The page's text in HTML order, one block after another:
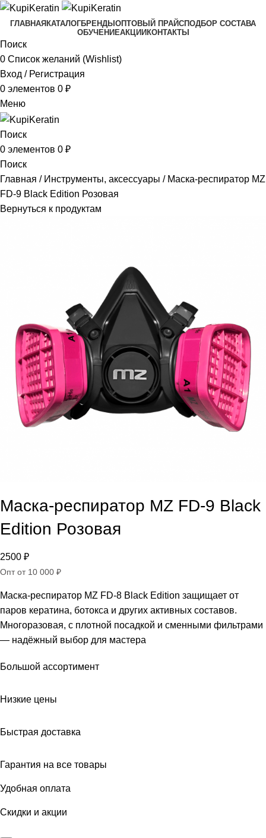
ГЛАВНАЯ КАТАЛОГБРЕНДЫ ОПТОВЫЙ ПРАЙСПОДБОР СОСТАВА
ОБУЧЕНИЕАКЦИИ КОНТАКТЫ
Поиск
0 Список желаний (Wishlist)
Вход / Регистрация
0 элементов 0 ₽
Меню
Поиск
0 элементов 0 ₽
Поиск
Главная
Инструменты, аксессуары
Маска-респиратор MZ
FD-9 Black Edition Розовая
Вернуться к продуктам
Маска-респиратор MZ FD-9 Black
Edition Розовая
2500 ₽
Опт от 10 000 ₽
Маска-респиратор MZ FD-8 Black Edition защищает от
паров кератина, ботокса и других активных составов.
Многоразовая, с плотной посадкой и сменными фильтрами
— надёжный выбор для мастера
Большой ассортимент
Низкие цены
Быстрая доставка
Гарантия на все товары
Удобная оплата
Скидки и акции